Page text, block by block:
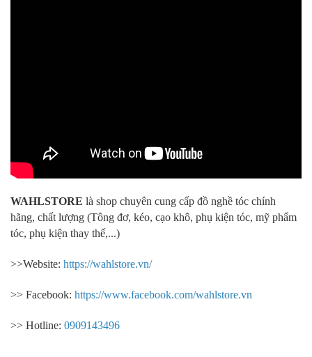
WAHLSTORE là shop chuyên cung cấp đồ nghề tóc chính
hãng, chất lượng (Tông đơ, kéo, cạo khô, phụ kiện tóc, mỹ phẩm
tóc, phụ kiện thay thế,...)
>>Website: https://wahlstore.vn/
>> Facebook: https://www.facebook.com/wahlstore.vn
>> Hotline: 0909143496